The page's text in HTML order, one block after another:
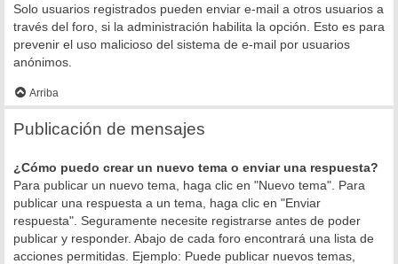
Solo usuarios registrados pueden enviar e-mail a otros usuarios a
través del foro, si la administración habilita la opción. Esto es para
prevenir el uso malicioso del sistema de e-mail por usuarios
anónimos.
Arriba
Publicación de mensajes
¿Cómo puedo crear un nuevo tema o enviar una respuesta?
Para publicar un nuevo tema, haga clic en "Nuevo tema". Para
publicar una respuesta a un tema, haga clic en "Enviar
respuesta". Seguramente necesite registrarse antes de poder
publicar y responder. Abajo de cada foro encontrará una lista de
acciones permitidas. Ejemplo: Puede publicar nuevos temas,